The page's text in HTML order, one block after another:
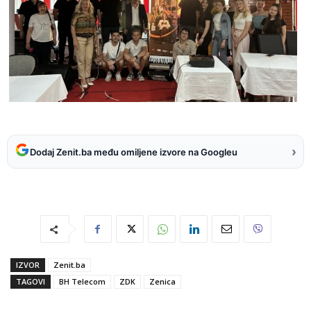
Dodaj Zenit.ba među omiljene izvore na Googleu ›
IZVOR
Zenit.ba
TAGOVI
BH Telecom ZDK Zenica